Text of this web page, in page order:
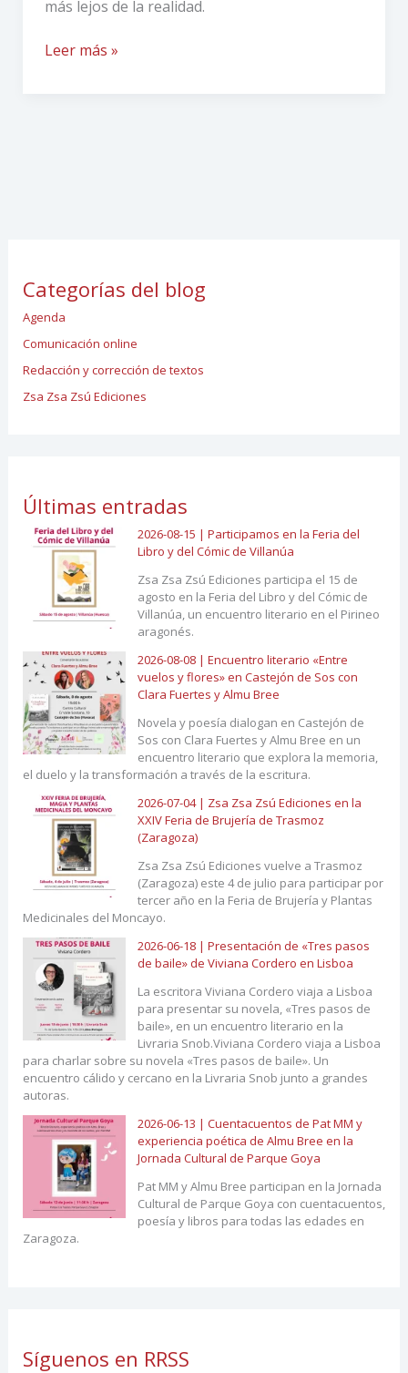
más lejos de la realidad.
Leer más »
Categorías del blog
Agenda
Comunicación online
Redacción y corrección de textos
Zsa Zsa Zsú Ediciones
Últimas entradas
2026-08-15 | Participamos en la Feria del
Libro y del Cómic de Villanúa
Zsa Zsa Zsú Ediciones participa el 15 de
agosto en la Feria del Libro y del Cómic de
Villanúa, un encuentro literario en el Pirineo
aragonés.
2026-08-08 | Encuentro literario «Entre
vuelos y flores» en Castejón de Sos con
Clara Fuertes y Almu Bree
Novela y poesía dialogan en Castejón de
Sos con Clara Fuertes y Almu Bree en un
encuentro literario que explora la memoria,
el duelo y la transformación a través de la escritura.
2026-07-04 | Zsa Zsa Zsú Ediciones en la
XXIV Feria de Brujería de Trasmoz
(Zaragoza)
Zsa Zsa Zsú Ediciones vuelve a Trasmoz
(Zaragoza) este 4 de julio para participar por
tercer año en la Feria de Brujería y Plantas
Medicinales del Moncayo.
2026-06-18 | Presentación de «Tres pasos
de baile» de Viviana Cordero en Lisboa
La escritora Viviana Cordero viaja a Lisboa
para presentar su novela, «Tres pasos de
baile», en un encuentro literario en la
Livraria Snob.Viviana Cordero viaja a Lisboa
para charlar sobre su novela «Tres pasos de baile». Un
encuentro cálido y cercano en la Livraria Snob junto a grandes
autoras.
2026-06-13 | Cuentacuentos de Pat MM y
experiencia poética de Almu Bree en la
Jornada Cultural de Parque Goya
Pat MM y Almu Bree participan en la Jornada
Cultural de Parque Goya con cuentacuentos,
poesía y libros para todas las edades en
Zaragoza.
Síguenos en RRSS